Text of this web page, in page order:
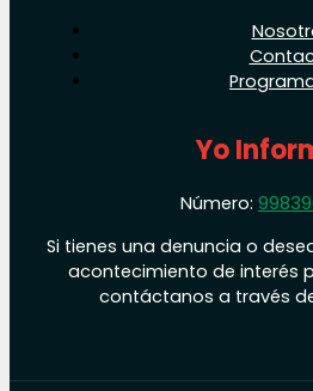
Yo
Número:
Si tienes una denuncia o
acontecimiento de interés
contáctanos a través